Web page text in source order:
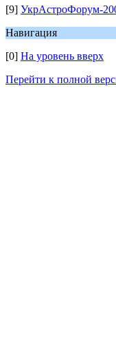
[9] УкрАстроФорум-
Навигация
[0] На уровень вверх
Перейти к полной